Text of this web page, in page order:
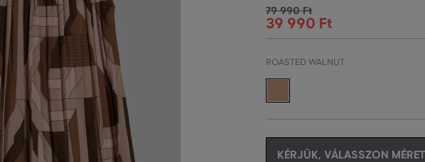
79 990 Ft
39 990 Ft
ROASTED WALNUT
KÉRJÜK, VÁLASSZON